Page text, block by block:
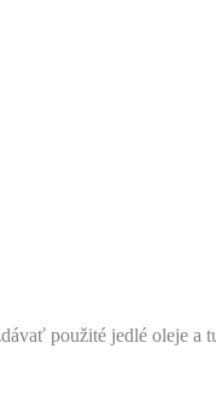
použité jedlé oleje a